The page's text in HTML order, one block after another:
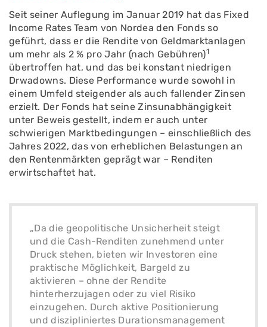
Seit seiner Auflegung im Januar 2019 hat das Fixed
Income Rates Team von Nordea den Fonds so
geführt, dass er die Rendite von Geldmarktanlagen
um mehr als 2 % pro Jahr (nach Gebühren)1
übertroffen hat, und das bei konstant niedrigen
Drwadowns. Diese Performance wurde sowohl in
einem Umfeld steigender als auch fallender Zinsen
erzielt. Der Fonds hat seine Zinsunabhängigkeit
unter Beweis gestellt, indem er auch unter
schwierigen Marktbedingungen – einschließlich des
Jahres 2022, das von erheblichen Belastungen an
den Rentenmärkten geprägt war – Renditen
erwirtschaftet hat.
„Da die geopolitische Unsicherheit steigt
und die Cash-Renditen zunehmend unter
Druck stehen, bieten wir Investoren eine
praktische Möglichkeit, Bargeld zu
aktivieren – ohne der Rendite
hinterherzujagen oder zu viel Risiko
einzugehen. Durch aktive Positionierung
und diszipliniertes Durationsmanagement